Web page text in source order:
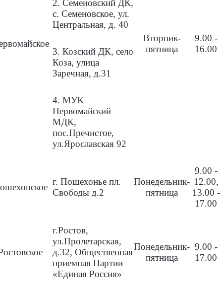
Вторник-
пятница
9.00 -
16.00
2. Семеновский ДК,
с. Семеновское, ул.
Центральная, д. 40
3. Козский ДК, село
Коза, улица
Заречная, д.31
4. МУК
Первомайский
МДК,
пос.Пречистое,
ул.Ярославская 92
г. Пошехонье пл.
Свободы д.2
Понедельник-
пятница
9.00 -
12.00,
13.00 -
17.00
г.Ростов,
ул.Пролетарская,
д.32, Общественная
приемная Партии
«Единая Россия»
Понедельник-
пятница
9.00 -
17.00